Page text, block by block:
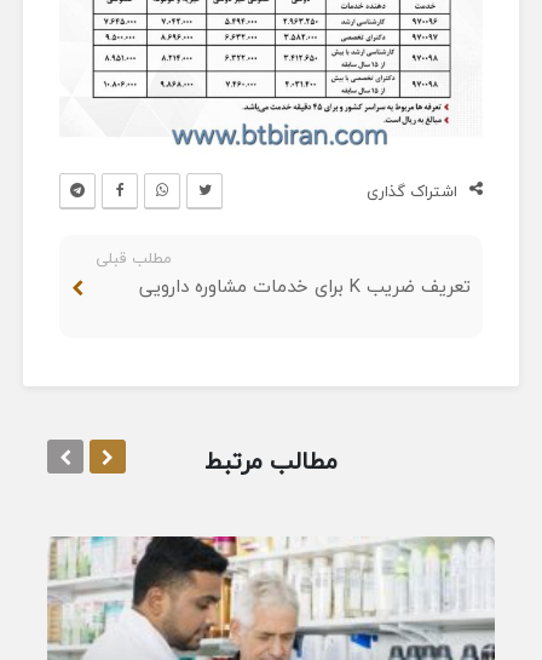
اشتراک گذاری
مطلب قبلی
تعریف ضریب K برای خدمات مشاوره دارویی
مطالب مرتبط